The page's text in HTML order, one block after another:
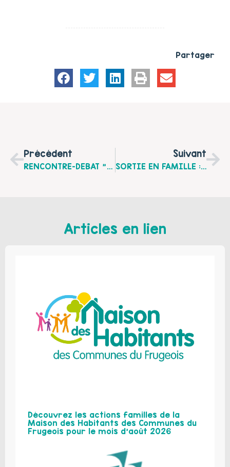
Partager
Précédent
RENCONTRE-DEBAT "Le Droit Des Grands-Parents Et Des Tiers", Le Mardi 28 Juin À Calais
Suivant
SORTIE EN FAMILLE : Aqualud Au Touquet, Le Mercredi 13 Juillet 2011
Articles en lien
Découvrez les actions familles de la
Maison des Habitants des Communes du
Frugeois pour le mois d’août 2026